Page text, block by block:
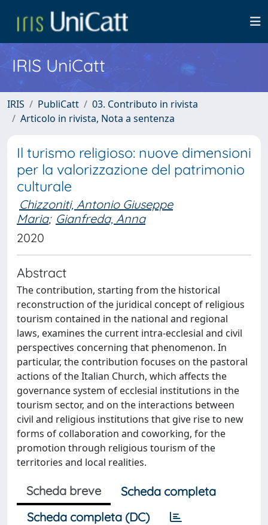
IRIS UniCatt
IRIS PubliCatt
03. Contributo in rivista
Articolo in rivista, Nota a sentenza
Il turismo religioso: nuove dimensioni
per la valorizzazione del patrimonio
culturale
Chizzoniti, Antonio Giuseppe
Maria; Gianfreda, Anna
2020
Abstract
The contribution, starting from the historical
reconstruction of the juridical concept of religious
tourism contained in the national and regional
laws, examines the current intra-ecclesial and civil
perspectives concerning that phenomenon. In
particular, the contribution focuses on the pastoral
actions of the Italian Church, which affects the
governance system of ecclesial institutions in the
tourism sector, and on the interactions between
civil and religious institutions that give rise to new
forms of collaboration and coworking, for the
promotion through religious tourism of the
territories and local realities.
Scheda breve
Scheda completa
Scheda completa (DC)